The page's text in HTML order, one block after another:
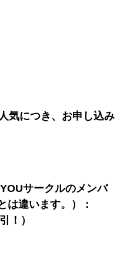
気につき、お申し込み
サークルのメンバ
は違います。）：
！）